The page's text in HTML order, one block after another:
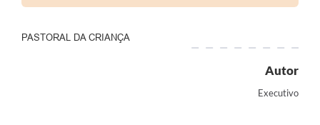
PASTORAL DA CRIANÇA
Autor
Executivo